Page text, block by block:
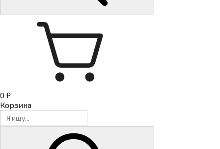
0 ₽
Корзина